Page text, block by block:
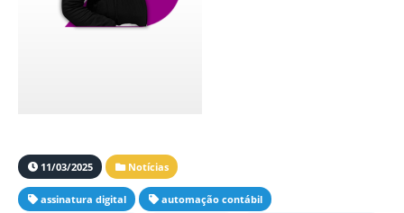
11/03/2025 Notícias
assinatura digital
automação contábil